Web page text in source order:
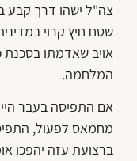
צה"ל ישהו דרך קבע
שטח חיץ קרוי
אויב שאדמתו
המלחמה.
אם התפיסה בעבר
מחמאס לפעול,
ברצועת עזה יהפכו